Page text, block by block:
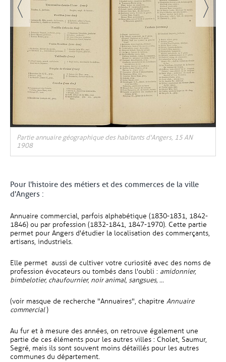
Partie annuaire géographique des habitants d'Angers, 15 AN
1908
Pour l'histoire des métiers et des commerces de la ville
d'Angers :
Annuaire commercial, parfois alphabétique (1830-1831, 1842-
1846) ou par profession (1832-1841, 1847-1970). Cette partie
permet pour Angers d'étudier la localisation des commerçants,
artisans, industriels.
Elle permet aussi de cultiver votre curiosité avec des noms de
profession évocateurs ou tombés dans l'oubli : amidonnier,
bimbelotier, chaufournier, noir animal, sangsues, ...
(voir masque de recherche "Annuaires", chapitre Annuaire
commercial)
Au fur et à mesure des années, on retrouve également une
partie de ces éléments pour les autres villes : Cholet, Saumur,
Segré, mais ils sont souvent moins détaillés pour les autres
communes du département.